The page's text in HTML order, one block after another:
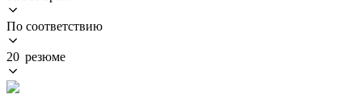
По соответствию
20 резюме